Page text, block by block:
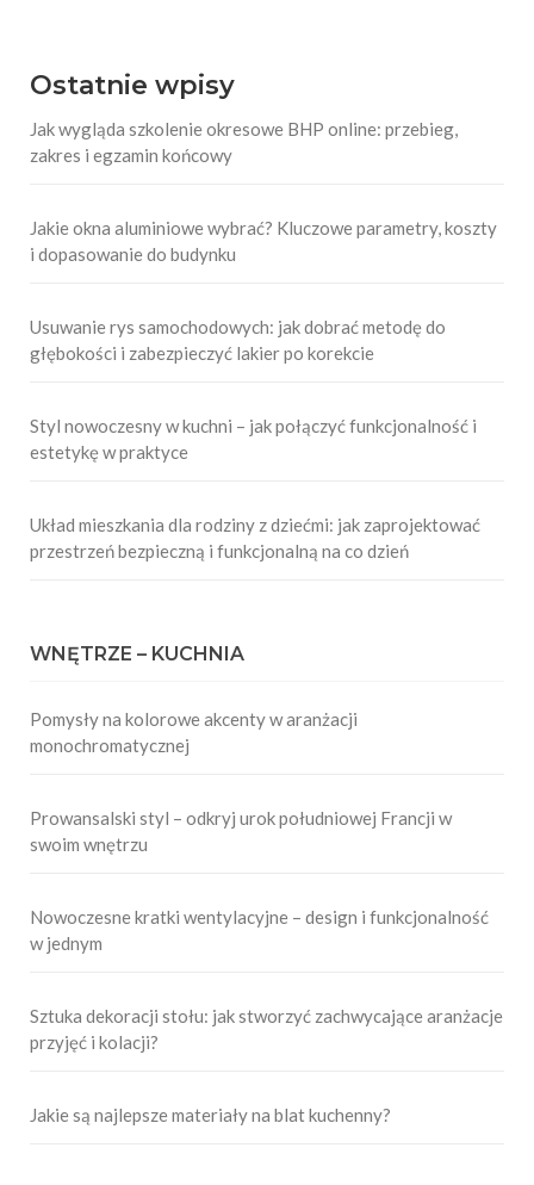
Ostatnie wpisy
Jak wygląda szkolenie okresowe BHP online: przebieg,
zakres i egzamin końcowy
Jakie okna aluminiowe wybrać? Kluczowe parametry, koszty
i dopasowanie do budynku
Usuwanie rys samochodowych: jak dobrać metodę do
głębokości i zabezpieczyć lakier po korekcie
Styl nowoczesny w kuchni – jak połączyć funkcjonalność i
estetykę w praktyce
Układ mieszkania dla rodziny z dziećmi: jak zaprojektować
przestrzeń bezpieczną i funkcjonalną na co dzień
WNĘTRZE – KUCHNIA
Pomysły na kolorowe akcenty w aranżacji
monochromatycznej
Prowansalski styl – odkryj urok południowej Francji w
swoim wnętrzu
Nowoczesne kratki wentylacyjne – design i funkcjonalność
w jednym
Sztuka dekoracji stołu: jak stworzyć zachwycające aranżacje
przyjęć i kolacji?
Jakie są najlepsze materiały na blat kuchenny?